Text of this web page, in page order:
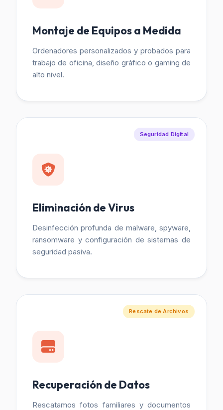
Montaje de Equipos a Medida
Ordenadores personalizados y probados para
trabajo de oficina, diseño gráfico o gaming de
alto nivel.
Seguridad Digital
Eliminación de Virus
Desinfección profunda de malware, spyware,
ransomware y configuración de sistemas de
seguridad pasiva.
Rescate de Archivos
Recuperación de Datos
Rescatamos fotos familiares y documentos